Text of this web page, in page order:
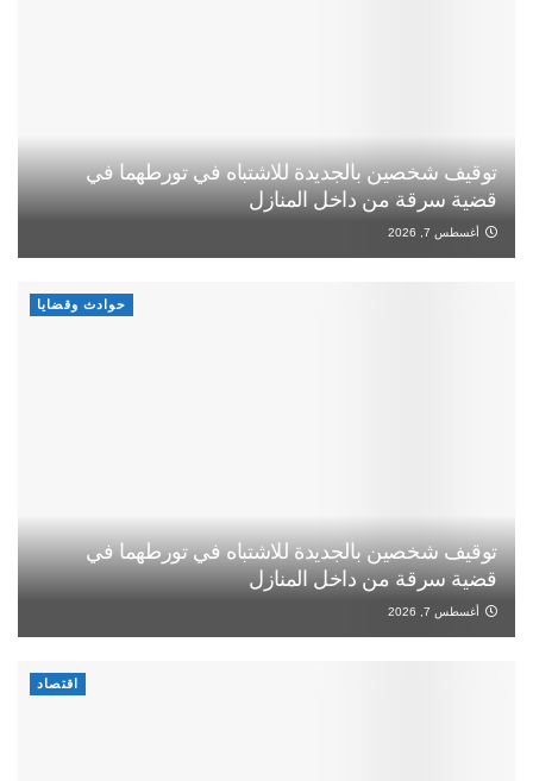
توقيف شخصين بالجديدة للاشتباه في تورطهما في
قضية سرقة من داخل المنازل
أغسطس 7, 2026
حوادث وقضايا
توقيف شخصين بالجديدة للاشتباه في تورطهما في
قضية سرقة من داخل المنازل
أغسطس 7, 2026
اقتصاد